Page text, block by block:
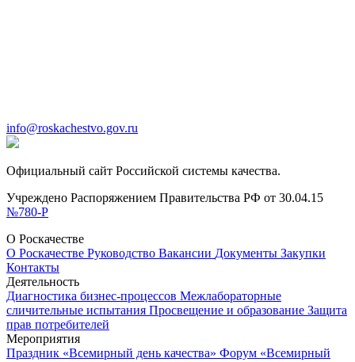
info@roskachestvo.gov.ru
Официальный сайт Российской системы качества.
Учреждено Распоряжением Правительства РФ от 30.04.15
№780-Р
О Роскачестве
О Роскачестве Руководство Вакансии Документы Закупки
Контакты
Деятельность
Диагностика бизнес-процессов Межлабораторные
сличительные испытания Просвещение и образование Защита
прав потребителей
Мероприятия
Праздник «Всемирный день качества» Форум «Всемирный